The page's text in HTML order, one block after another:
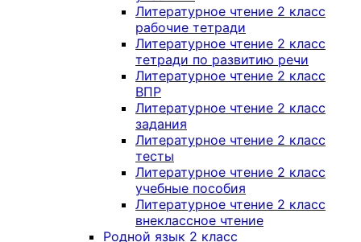
Литературное чтение 2 класс
рабочие тетради
Литературное чтение 2 класс
тетради по развитию речи
Литературное чтение 2 класс
ВПР
Литературное чтение 2 класс
задания
Литературное чтение 2 класс
тесты
Литературное чтение 2 класс
учебные пособия
Литературное чтение 2 класс
внеклассное чтение
Родной язык 2 класс